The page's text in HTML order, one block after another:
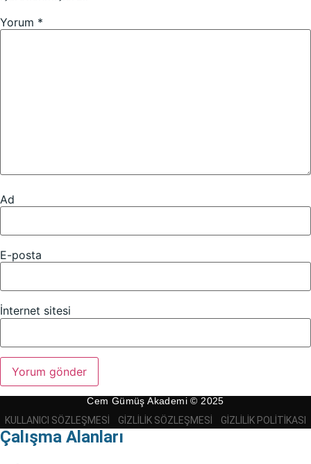
Yorum *
Ad
E-posta
İnternet sitesi
Cem Gümüş Akademi © 2025
KULLANICI SÖZLEŞMESI
GIZLILIK SÖZLEŞMESI GIZLILIK POLITIKASI
Çalışma Alanları